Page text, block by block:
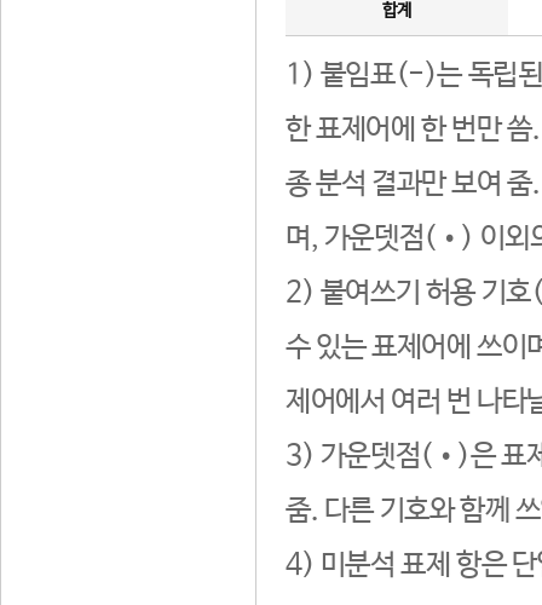
합계
1) 붙임표(-)는 독립된
한 표제어에 한 번만
종 분석 결과만 보여
며, 가운뎃점(•) 이외
2) 붙여쓰기 허용 기호
수 있는 표제어에 쓰이
제어에서 여러 번 나타
3) 가운뎃점(•)은 표
줌. 다른 기호와 함께
4) 미분석 표제 항은